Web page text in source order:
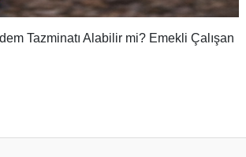
Tazminatı Alabilir mi? Emekli Çalışan